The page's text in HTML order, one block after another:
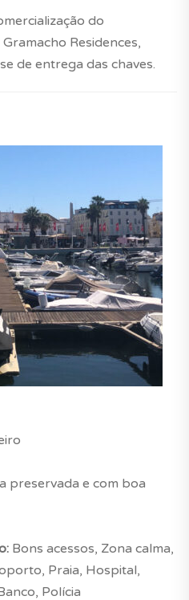
do
Residences,
de entrega das chaves.
preservada e com boa
Bons acessos, Zona calma,
Praia, Hospital,
Polícia